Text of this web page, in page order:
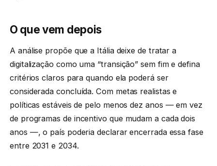
O que vem depois
A análise propõe que a Itália deixe de tratar a
digitalização como uma “transição” sem fim e defina
critérios claros para quando ela poderá ser
considerada concluída. Com metas realistas e
políticas estáveis de pelo menos dez anos — em vez
de programas de incentivo que mudam a cada dois
anos —, o país poderia declarar encerrada essa fase
entre 2031 e 2034.